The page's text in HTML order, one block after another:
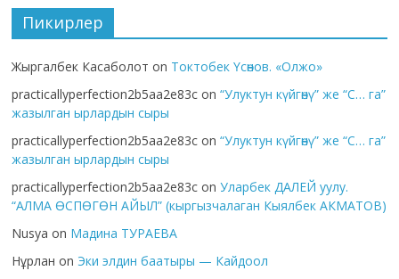
Пикирлер
Жыргалбек Касаболот on Токтобек Үсөнов. «Олжо»
practicallyperfection2b5aa2e83c on“Улуктун күйгөнү” же “С… га”
жазылган ырлардын сыры
practicallyperfection2b5aa2e83c on“Улуктун күйгөнү” же “С… га”
жазылган ырлардын сыры
practicallyperfection2b5aa2e83c onУларбек ДАЛЕЙ уулу.
“АЛМА ӨСПӨГӨН АЙЫЛ” (кыргызчалаган Кыялбек АКМАТОВ)
Nusya on Мадина ТУРАЕВА
Нұрлан on Эки элдин баатыры — Кайдоол